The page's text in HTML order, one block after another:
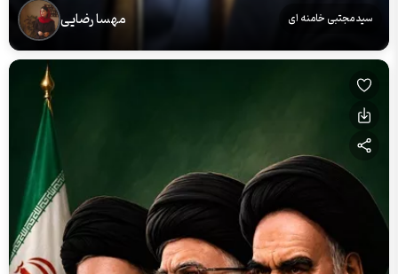
سید مجتبی خامنه ای مهسا رضایی